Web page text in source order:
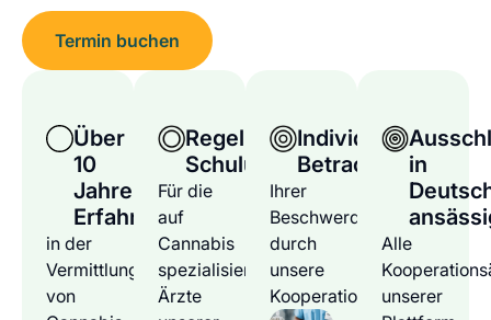
Termin buchen
Über
10
Jahre
Erfahrung
in der
Vermittlung
von
Regelmäßige
Schulungen
Für die
auf
Cannabis
spezialisierten
Ärzte
Individuelle
Betrachtung
Ihrer
Beschwerden
durch
unsere
Kooperationsärzte
in
Alle
unserer